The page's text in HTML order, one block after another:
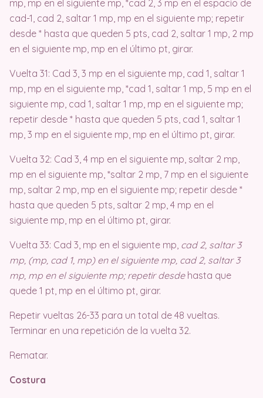
mp, mp en el siguiente mp, *cad 2, 3 mp en el espacio de
cad-1, cad 2, saltar 1 mp, mp en el siguiente mp; repetir
desde * hasta que queden 5 pts, cad 2, saltar 1 mp, 2 mp
en el siguiente mp, mp en el último pt, girar.
Vuelta 31: Cad 3, 3 mp en el siguiente mp, cad 1, saltar 1
mp, mp en el siguiente mp, *cad 1, saltar 1 mp, 5 mp en el
siguiente mp, cad 1, saltar 1 mp, mp en el siguiente mp;
repetir desde * hasta que queden 5 pts, cad 1, saltar 1
mp, 3 mp en el siguiente mp, mp en el último pt, girar.
Vuelta 32: Cad 3, 4 mp en el siguiente mp, saltar 2 mp,
mp en el siguiente mp, *saltar 2 mp, 7 mp en el siguiente
mp, saltar 2 mp, mp en el siguiente mp; repetir desde *
hasta que queden 5 pts, saltar 2 mp, 4 mp en el
siguiente mp, mp en el último pt, girar.
Vuelta 33: Cad 3, mp en el siguiente mp, cad 2, saltar 3
mp, (mp, cad 1, mp) en el siguiente mp, cad 2, saltar 3
mp, mp en el siguiente mp; repetir desdehasta que
quede 1 pt, mp en el último pt, girar.
Repetir vueltas 26-33 para un total de 48 vueltas.
Terminar en una repetición de la vuelta 32.
Rematar.
Costura